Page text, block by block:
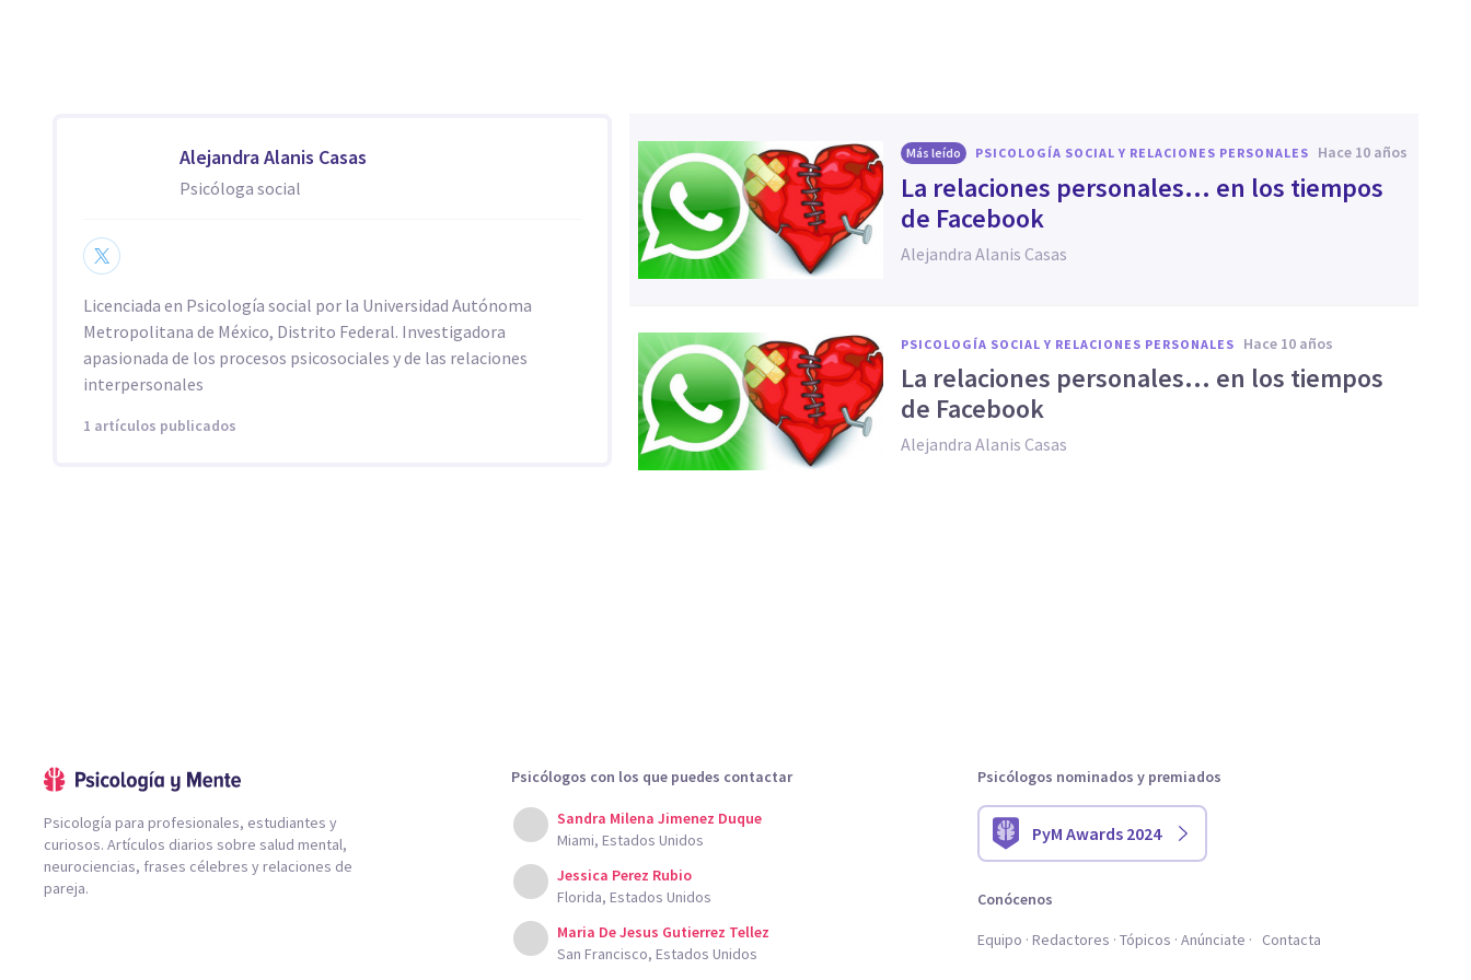
Alejandra Alanis Casas
Psicóloga social
Licenciada en Psicología social por la Universidad Autónoma
Metropolitana de México, Distrito Federal. Investigadora
apasionada de los procesos psicosociales y de las relaciones
interpersonales
1 artículos publicados
Más leído PSICOLOGÍA SOCIAL Y RELACIONES PERSONALES hace 10 años
La relaciones personales… en los tiempos
de Facebook
Alejandra Alanis Casas
PSICOLOGÍA SOCIAL Y RELACIONES PERSONALES hace 10 años
La relaciones personales… en los tiempos
de Facebook
Alejandra Alanis Casas
Psicología para profesionales, estudiantes y
curiosos. Artículos diarios sobre salud mental,
neurociencias, frases célebres y relaciones de
pareja.
Psicólogos con los que puedes contactar
Sandra Milena Jimenez Duque
Miami, Estados Unidos
Jessica Perez Rubio
Florida, Estados Unidos
Maria De Jesus Gutierrez Tellez
San Francisco, Estados Unidos
Psicólogos nominados y premiados
PyM Awards 2024
Conócenos
Equipo Redactores Tópicos Anúnciate Contacta